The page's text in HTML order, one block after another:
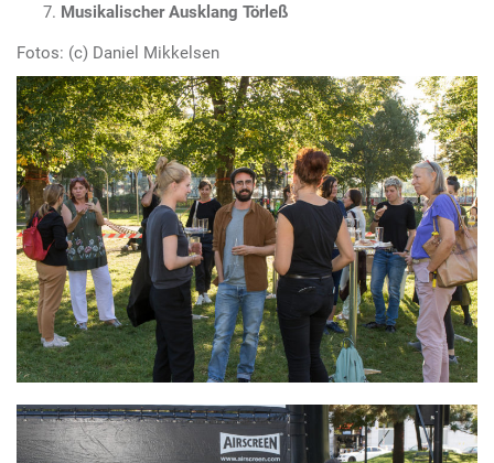
Musikalischer Ausklang Törleß
Fotos: (c) Daniel Mikkelsen